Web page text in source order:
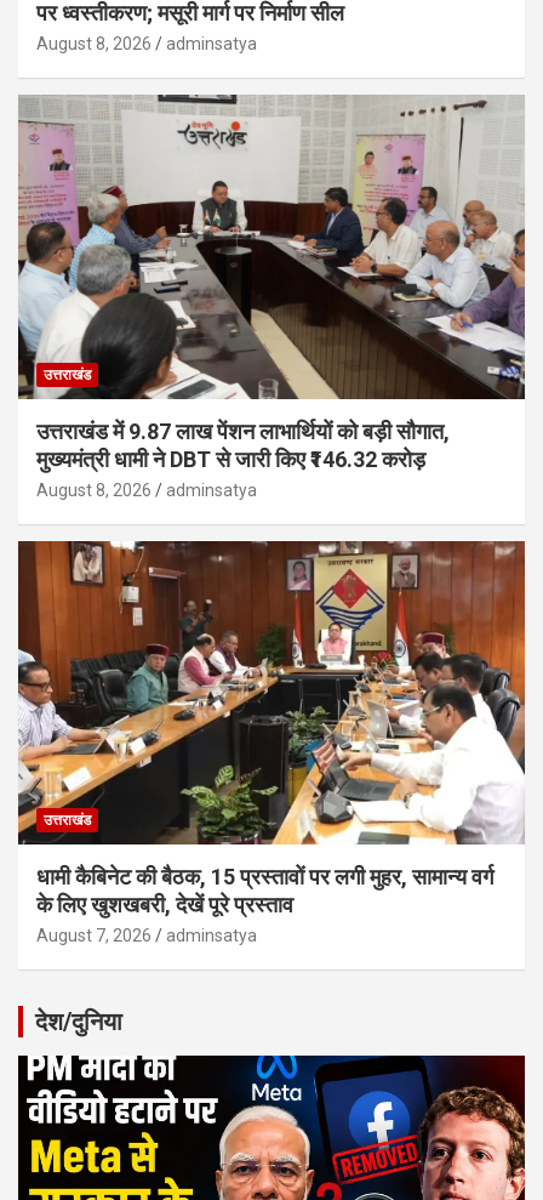
पर ध्वस्तीकरण; मसूरी मार्ग पर निर्माण सील
August 8, 2026 adminsatya
उत्तराखंड
उत्तराखंड में 9.87 लाख पेंशन लाभार्थियों को बड़ी सौगात,
मुख्यमंत्री धामी ने DBT से जारी किए ₹146.32 करोड़
August 8, 2026 adminsatya
उत्तराखंड
धामी कैबिनेट की बैठक, 15 प्रस्तावों पर लगी मुहर, सामान्य वर्ग
के लिए खुशखबरी, देखें पूरे प्रस्ताव
August 7, 2026 adminsatya
देश/दुनिया